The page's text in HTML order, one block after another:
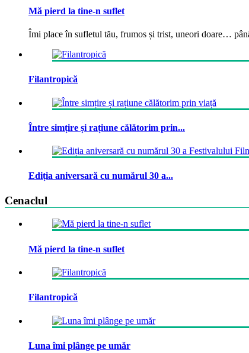
Mă pierd la tine-n suflet
Îmi place în sufletul tău, frumos și trist, uneori doare…
Filantropică
Între simțire și rațiune călătorim prin...
Ediția aniversară cu numărul 30 a...
Cenaclul
Mă pierd la tine-n suflet
Filantropică
Luna îmi plânge pe umăr